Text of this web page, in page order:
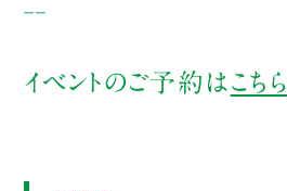
イベントのご予約はこちら